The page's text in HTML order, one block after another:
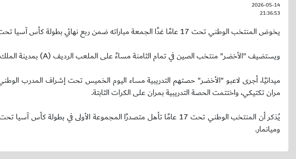
2026-05-14
21:36:53
يخوض المنتخب الوطني تحت 17 عامًا غدًا الجمعة مباراته ضمن ربع نهائي بطولة كأس آسيا تحت 17 عامًا 2026، والمؤهلة لكأس العالم تحت 17 عامًا 2026.
ويستضيف "الأخضر" منتخب الصين في تمام الثامنة مساءً على الملعب الرديف (A) بمدينة الملك عبدالله الرياضية في جدة.
ميدانيًا، أجرى لاعبو "الأخضر" حصتهم التدريبية مساء اليوم الخميس تحت إشراف المدرب الوطني
مران تكتيكي، واختتمت الحصة التدريبية بمران على الكرات الثابتة.
وميانمار.